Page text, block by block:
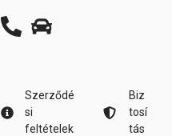
Szerződé
si
feltételek
Biz
tosí
tás